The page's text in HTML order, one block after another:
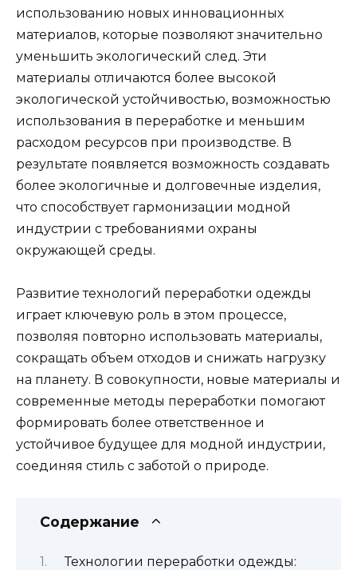
использованию новых инновационных
материалов, которые позволяют значительно
уменьшить экологический след. Эти
материалы отличаются более высокой
экологической устойчивостью, возможностью
использования в переработке и меньшим
расходом ресурсов при производстве. В
результате появляется возможность создавать
более экологичные и долговечные изделия,
что способствует гармонизации модной
индустрии с требованиями охраны
окружающей среды.
Развитие технологий переработки одежды
играет ключевую роль в этом процессе,
позволяя повторно использовать материалы,
сокращать объем отходов и снижать нагрузку
на планету. В совокупности, новые материалы и
современные методы переработки помогают
формировать более ответственное и
устойчивое будущее для модной индустрии,
соединяя стиль с заботой о природе.
Содержание
Технологии переработки одежды: